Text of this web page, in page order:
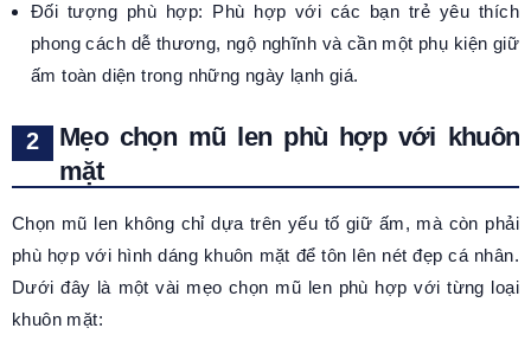
Đối tượng phù hợp: Phù hợp với các bạn trẻ yêu thích
phong cách dễ thương, ngộ nghĩnh và cần một phụ kiện giữ
ấm toàn diện trong những ngày lạnh giá.
Mẹo chọn mũ len phù hợp với khuôn
mặt
Chọn mũ len không chỉ dựa trên yếu tố giữ ấm, mà còn phải
phù hợp với hình dáng khuôn mặt để tôn lên nét đẹp cá nhân.
Dưới đây là một vài mẹo chọn mũ len phù hợp với từng loại
khuôn mặt: